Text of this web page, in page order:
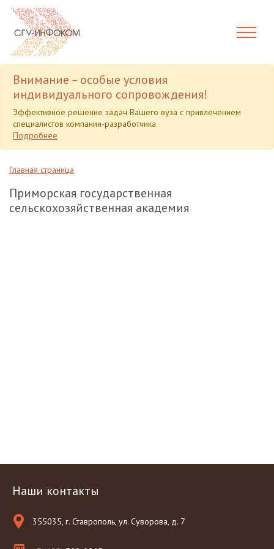
Внимание – особые условия
индивидуального сопровождения!
Эффективное решение задач Вашего вуза с привлечением
специалистов компании-разработчика
Подробнее
Главная страница
Приморская государственная
сельскохозяйственная академия
Наши контакты
355035, г. Ставрополь, ул. Суворова, д. 7